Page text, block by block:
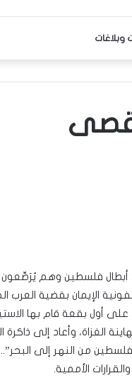
وبلاغات
أبطال فلسطين وهم
الإيمان بقضية العرب
الغزاة، وأعاد إلى ذاكرة
من النهر إلى
الأممية.